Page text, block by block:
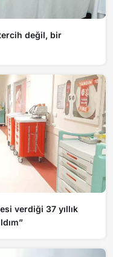
değil, bir
verdiği 37 yıllık